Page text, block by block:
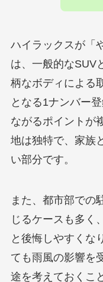
ハイラックスが「
は、一般的なSUV
柄なボディによる
となる1ナンバー
ながるポイントが
地は独特で、家族
い部分です。
また、都市部での
じるケースも多く
と後悔しやすくな
ても雨風の影響を
途を考えておくこ